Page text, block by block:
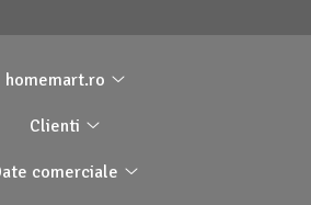
homemart.ro
Clienti
comerciale